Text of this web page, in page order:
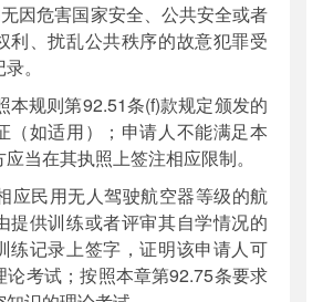
因危害国家安全、公共安全或者
利、扰乱公共秩序的故意犯罪受
。
本规则第92.51条(f)款规定颁发的
（如适用）；申请人不能满足本
当在其执照上签注相应限制。
应民用无人驾驶航空器等级的航
提供训练或者评审其自学情况的
练记录上签字，证明该申请人可
论考试；按照本章第92.75条要求